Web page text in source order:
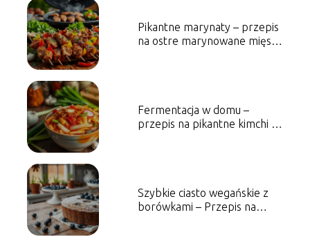
Pikantne marynaty – przepis
na ostre marynowane mięsa i
Fermentacja w domu –
przepis na pikantne kimchi i
Szybkie ciasto wegańskie z
borówkami – Przepis na